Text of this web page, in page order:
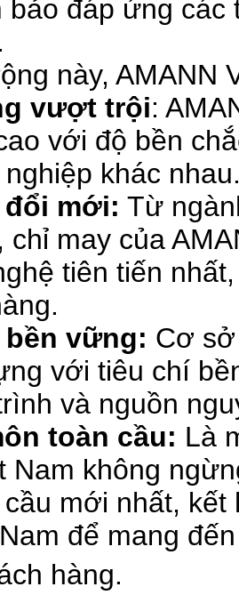
bảo đáp ứng
này, AMANN
vượt trội:
với độ bền
khác
đổi mới: Từ
chỉ may của
tiên tiến
bền vững: Cơ sở
với tiêu chí
và nguồn
toàn cầu: Là
Nam không
mới nhất,
để mang
hàng.